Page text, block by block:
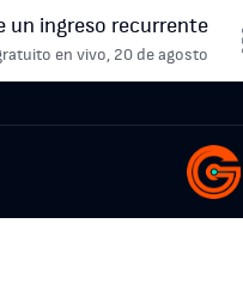
un ingreso recurrente.
en vivo, 20 de agosto